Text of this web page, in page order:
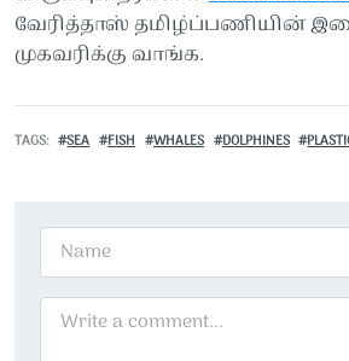
வேரித்தாஸ் தமிழ்ப்பணியின்
முகவரிக்கு வாங்க.
TAGS SEA FISH WHALES DOLPHINES